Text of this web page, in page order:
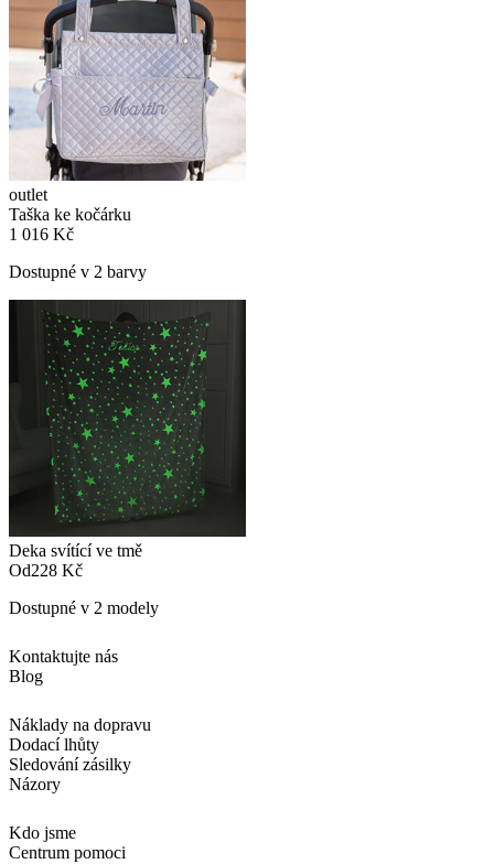
outlet
Taška ke kočárku
1 016 Kč
Dostupné v 2 barvy
Deka svítící ve tmě
Od228 Kč
Dostupné v 2 modely
Kontaktujte nás
Blog
Náklady na dopravu
Dodací lhůty
Sledování zásilky
Názory
Kdo jsme
Centrum pomoci